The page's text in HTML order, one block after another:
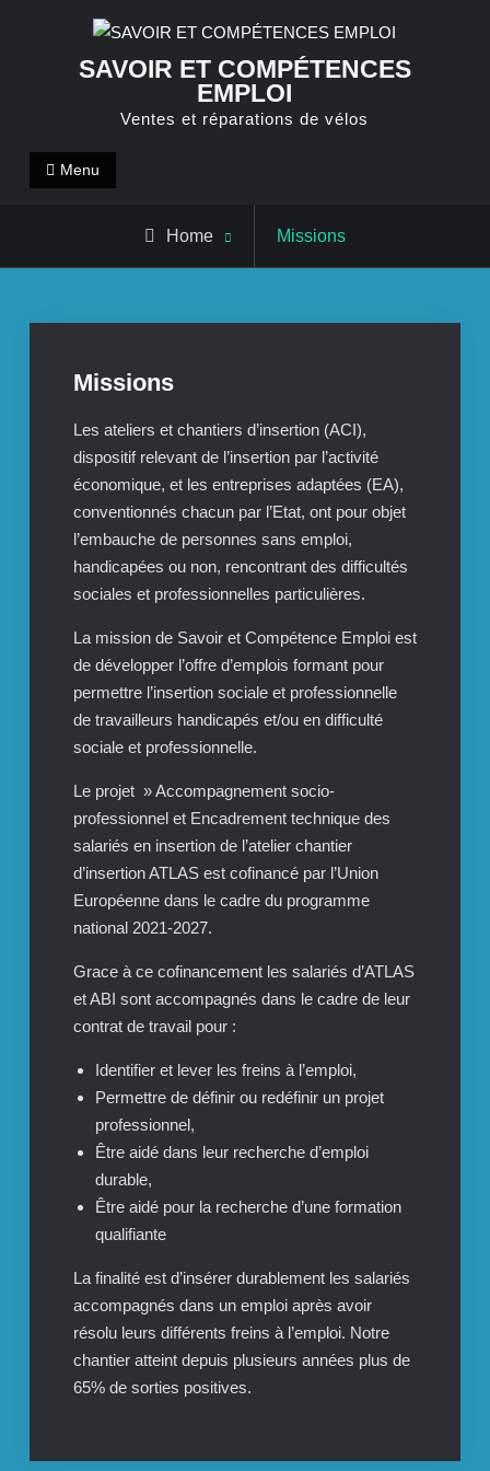
SAVOIR ET COMPÉTENCES
EMPLOI
Ventes et réparations de vélos
Menu
Home Missions
Missions
Les ateliers et chantiers d’insertion (ACI),
dispositif relevant de l’insertion par l’activité
économique, et les entreprises adaptées (EA),
conventionnés chacun par l’Etat, ont pour objet
l’embauche de personnes sans emploi,
handicapées ou non, rencontrant des difficultés
sociales et professionnelles particulières.
La mission de Savoir et Compétence Emploi est
de développer l’offre d’emplois formant pour
permettre l’insertion sociale et professionnelle
de travailleurs handicapés et/ou en difficulté
sociale et professionnelle.
Le projet » Accompagnement socio-
professionnel et Encadrement technique des
salariés en insertion de l’atelier chantier
d’insertion ATLAS est cofinancé par l’Union
Européenne dans le cadre du programme
national 2021-2027.
Grace à ce cofinancement les salariés d’ATLAS
et ABI sont accompagnés dans le cadre de leur
contrat de travail pour :
Identifier et lever les freins à l’emploi,
Permettre de définir ou redéfinir un projet
professionnel,
Être aidé dans leur recherche d’emploi
durable,
Être aidé pour la recherche d’une formation
qualifiante
La finalité est d’insérer durablement les salariés
accompagnés dans un emploi après avoir
résolu leurs différents freins à l’emploi. Notre
chantier atteint depuis plusieurs années plus de
65% de sorties positives.